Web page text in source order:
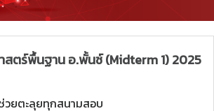
สตร์พื้นฐาน อ.พั้นช์ (Midterm 1) 2025
วยตะลุยทุกสนามสอบ